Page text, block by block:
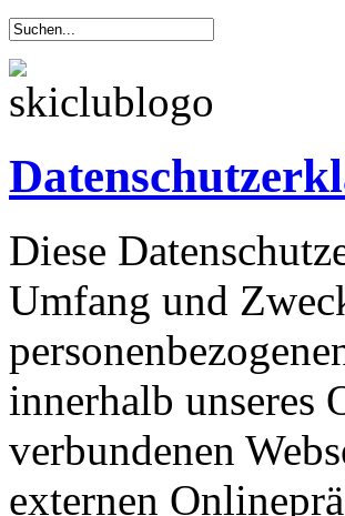
Diese
Umfang und
innerhalb unseres
verbundenen
externen